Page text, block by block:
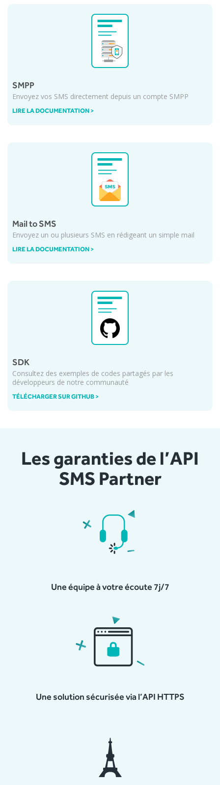
SMPP
Envoyez vos SMS directement depuis un compte SMPP
LIRE LA DOCUMENTATION >
Mail to SMS
Envoyez un ou plusieurs SMS en rédigeant un simple mail
LIRE LA DOCUMENTATION >
SDK
Consultez des exemples de codes partagés par les
développeurs de notre communauté
TÉLÉCHARGER SUR GITHUB >
Les garanties de l’API
SMS Partner
Une équipe à votre écoute 7j/7
Une solution sécurisée via l’API HTTPS